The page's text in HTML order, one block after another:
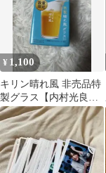
¥ 1,100
キリン晴れ風 非売品特
製グラス【内村光良さ
ん＆目黒蓮さん】